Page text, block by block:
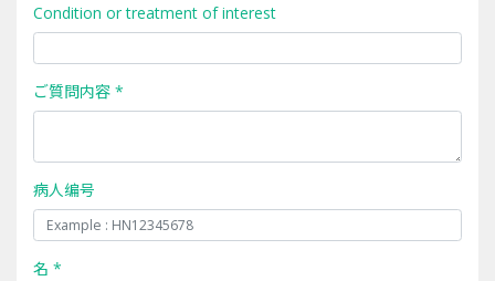
Condition or treatment of interest
ご質問内容 *
病人编号
名 *